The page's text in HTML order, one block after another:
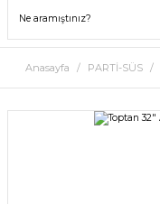
Anasayfa PARTİ-SÜS